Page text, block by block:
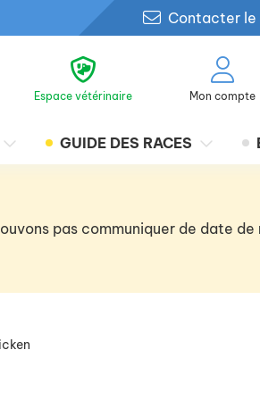
Contacter
Espace vétérinaire Mon compte
GUIDE DES RACES
pas communiquer de date de